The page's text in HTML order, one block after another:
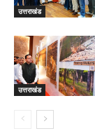
उत्तराखंड
उत्तराखंड